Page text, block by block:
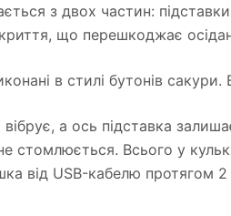
з двох частин:
що перешкоджає
в стилі бутонів
а ось підставка
стомлюється. Всього у
від USB-кабелю протягом